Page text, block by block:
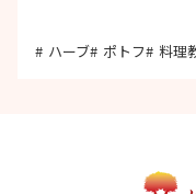
ハーブ
ポトフ 料理